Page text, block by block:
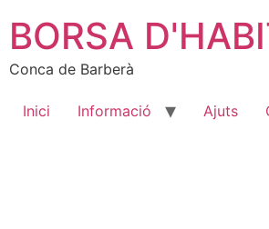
BORSA
Conca de Barberà
Inici Informació Ajuts